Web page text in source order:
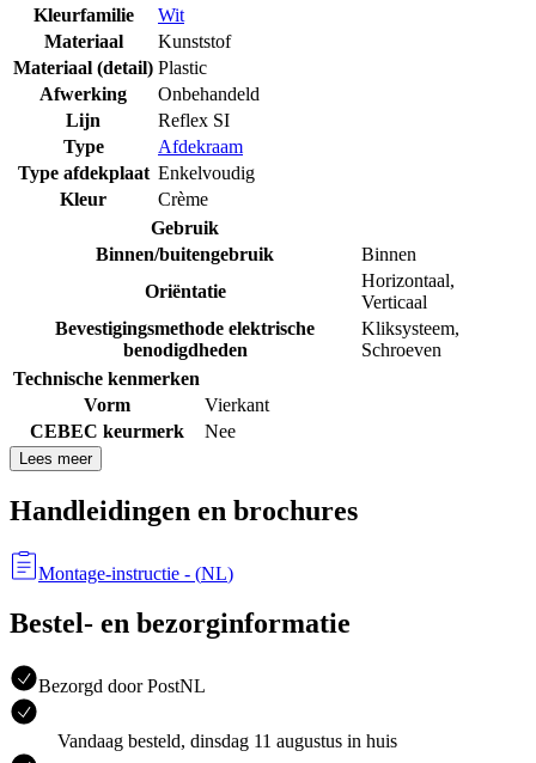
Kleurfamilie
Wit
Materiaal
Kunststof
Materiaal (detail) Plastic
Afwerking
Onbehandeld
Lijn
Reflex SI
Type
Afdekraam
Type afdekplaat Enkelvoudig
Kleur
Crème
Gebruik
Binnen/buitengebruik
Binnen
Oriëntatie
Horizontaal,
Verticaal
Bevestigingsmethode elektrische
benodigdheden
Kliksysteem,
Schroeven
Technische kenmerken
Vorm
Vierkant
CEBEC keurmerk
Nee
Lees meer
Handleidingen en brochures
Montage-instructie - (NL)
Bestel- en bezorginformatie
Bezorgd door PostNL
Vandaag besteld, dinsdag 11 augustus in huis